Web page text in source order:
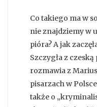
Co takiego ma w
nie znajdziemy w
pióra? A jak
Szczygła z
rozmawia z
pisarzach w
także o